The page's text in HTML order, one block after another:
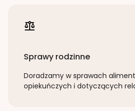
Sprawy rodzinne
Doradzamy w sprawach
opiekuńczych i dotyczących